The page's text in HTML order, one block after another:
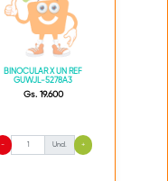
BINOCULAR X UN REF
GUWJL-5278A3
Gs. 19.600
- Und. +